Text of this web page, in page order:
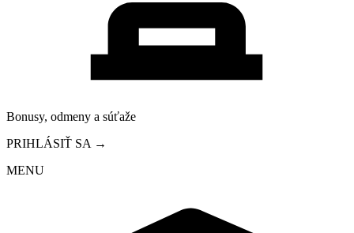
Bonusy, odmeny a súťaže
PRIHLÁSIŤ SA →
MENU